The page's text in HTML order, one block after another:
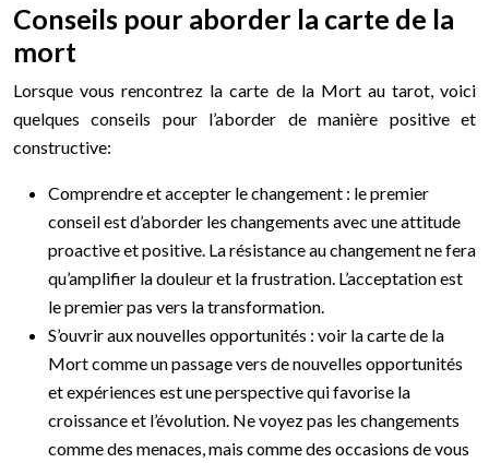
Conseils pour aborder la carte de la
mort
Lorsque vous rencontrez la carte de la Mort au tarot, voici
quelques conseils pour l’aborder de manière positive et
constructive:
Comprendre et accepter le changement : le premier
conseil est d’aborder les changements avec une attitude
proactive et positive. La résistance au changement ne fera
qu’amplifier la douleur et la frustration. L’acceptation est
le premier pas vers la transformation.
S’ouvrir aux nouvelles opportunités : voir la carte de la
Mort comme un passage vers de nouvelles opportunités
et expériences est une perspective qui favorise la
croissance et l’évolution. Ne voyez pas les changements
comme des menaces, mais comme des occasions de vous